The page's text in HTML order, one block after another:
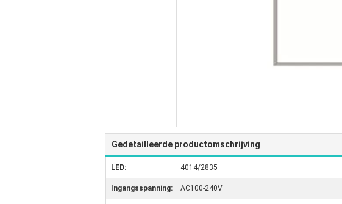
Gedetailleerde productomschrijving
LED: 4014/2835
Ingangsspanning: AC100-240V